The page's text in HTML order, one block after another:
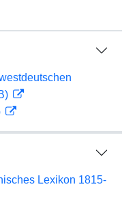
Lexikon 1815-